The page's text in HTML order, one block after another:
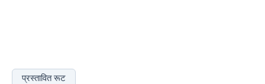
प्रस्तावित रूट